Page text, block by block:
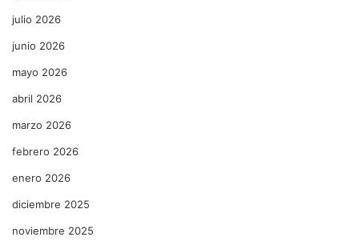
julio 2026
junio 2026
mayo 2026
abril 2026
marzo 2026
febrero 2026
enero 2026
diciembre 2025
noviembre 2025